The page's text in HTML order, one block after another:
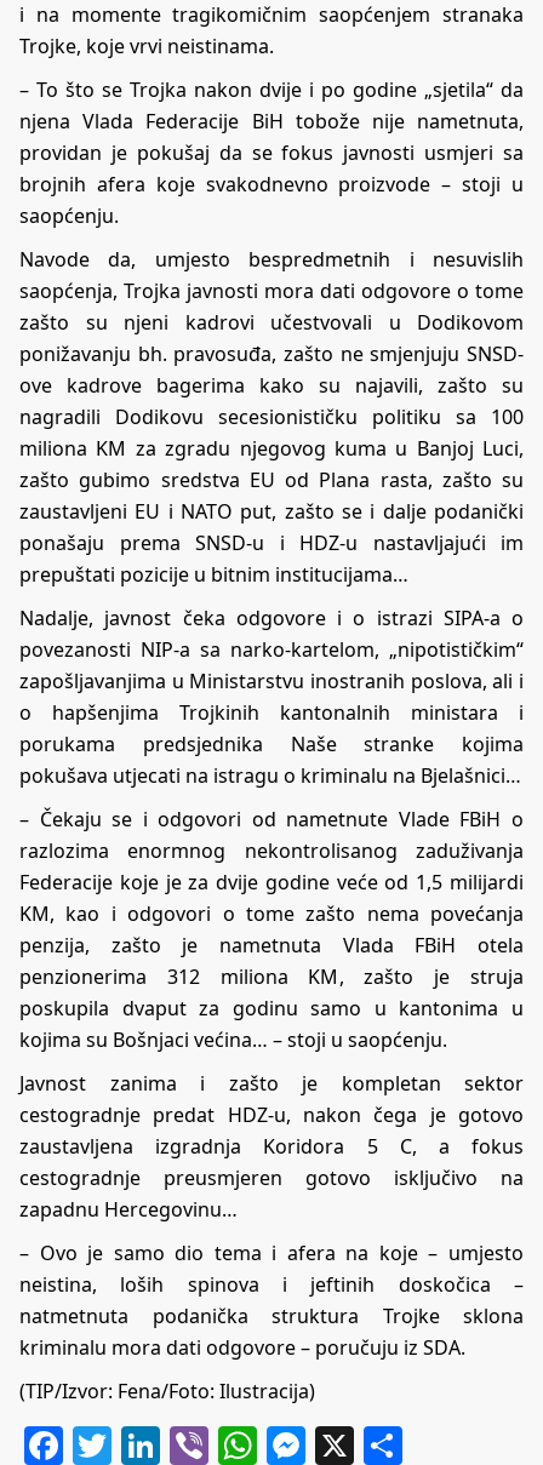
i na momente tragikomičnim saopćenjem stranaka
Trojke, koje vrvi neistinama.
– To što se Trojka nakon dvije i po godine „sjetila“ da
njena Vlada Federacije BiH tobože nije nametnuta,
providan je pokušaj da se fokus javnosti usmjeri sa
brojnih afera koje svakodnevno proizvode – stoji u
saopćenju.
Navode da, umjesto bespredmetnih i nesuvislih
saopćenja, Trojka javnosti mora dati odgovore o tome
zašto su njeni kadrovi učestvovali u Dodikovom
ponižavanju bh. pravosuđa, zašto ne smjenjuju SNSD-
ove kadrove bagerima kako su najavili, zašto su
nagradili Dodikovu secesionističku politiku sa 100
miliona KM za zgradu njegovog kuma u Banjoj Luci,
zašto gubimo sredstva EU od Plana rasta, zašto su
zaustavljeni EU i NATO put, zašto se i dalje podanički
ponašaju prema SNSD-u i HDZ-u nastavljajući im
prepuštati pozicije u bitnim institucijama…
Nadalje, javnost čeka odgovore i o istrazi SIPA-a o
povezanosti NIP-a sa narko-kartelom, „nipotističkim“
zapošljavanjima u Ministarstvu inostranih poslova, ali i
o hapšenjima Trojkinih kantonalnih ministara i
porukama predsjednika Naše stranke kojima
pokušava utjecati na istragu o kriminalu na Bjelašnici…
– Čekaju se i odgovori od nametnute Vlade FBiH o
razlozima enormnog nekontrolisanog zaduživanja
Federacije koje je za dvije godine veće od 1,5 milijardi
KM, kao i odgovori o tome zašto nema povećanja
penzija, zašto je nametnuta Vlada FBiH otela
penzionerima 312 miliona KM, zašto je struja
poskupila dvaput za godinu samo u kantonima u
kojima su Bošnjaci većina… – stoji u saopćenju.
Javnost zanima i zašto je kompletan sektor
cestogradnje predat HDZ-u, nakon čega je gotovo
zaustavljena izgradnja Koridora 5 C, a fokus
cestogradnje preusmjeren gotovo isključivo na
zapadnu Hercegovinu…
– Ovo je samo dio tema i afera na koje – umjesto
neistina, loših spinova i jeftinih doskočica –
natmetnuta podanička struktura Trojke sklona
kriminalu mora dati odgovore – poručuju iz SDA.
(TIP/Izvor: Fena/Foto: Ilustracija)
Facebook
Twitter
LinkedIn
ViberWhatsApp
Messenger
X